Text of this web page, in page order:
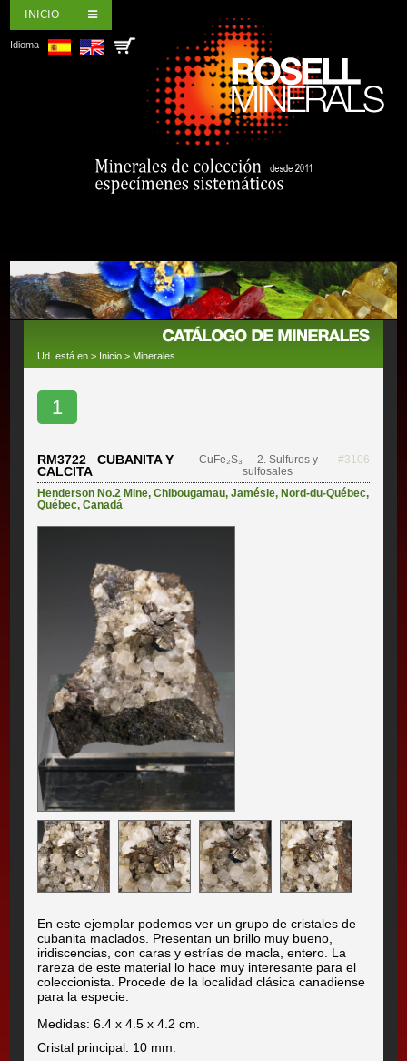
INICIO
Idioma
Ud. está en > Inicio > Minerales
1
RM3722 CUBANITA Y
CALCITA
CuFe₂S₃ - 2. Sulfuros y
sulfosales
#3106
Henderson No.2 Mine,Chibougamau,Jamésie, Nord-du-Québec,
Québec,Canadá
En este ejemplar podemos ver un grupo de cristales de
cubanita maclados. Presentan un brillo muy bueno,
iridiscencias, con caras y estrías de macla, entero. La
rareza de este material lo hace muy interesante para el
coleccionista. Procede de la localidad clásica canadiense
para la especie.
Medidas: 6.4 x 4.5 x 4.2 cm.
Cristal principal: 10 mm.